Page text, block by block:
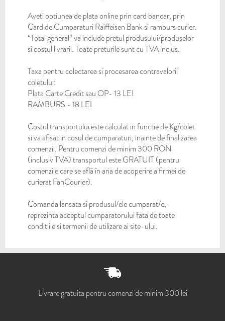
Aveti optiunea de plata online prin card bancar, prin
Card de Cumparaturi Raiffeisen Bank si ramburs curier.
“Total general” va include pretul produsului/produselor
si costul livrarii. Toate preturile sunt cu TVA inclus.
Taxa pentru colectarea si procesarea contravalorii
coletului:
Plata Carte Credit sau OP- 13 LEI
RAMBURS - 18 LEI
Costul transportului este calculat in functie de Kg/colet
si va afisat in cosul de cumparaturi, inainte de finalizarea
comenzii. Pentru comenzi de minim 300 RON
(inclusiv TVA) transportul este GRATUIT (pentru
comenzile care se află în aria de acoperire a firmei de
curierat FanCourier).
Comanda lansata si produsul/ele cumparat/e,
reprezinta acceptul cumparatorului fata de toate
conditiile si termenii de utilizare ai site-ului.
Livrare gratuita pentru comenzi de minim 300 lei